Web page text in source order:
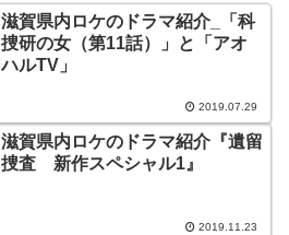
滋賀県内ロケのドラマ紹介_「科
捜研の女（第11話）」と「アオ
ハルTV」
2019.07.29
滋賀県内ロケのドラマ紹介『遺留
捜査 新作スペシャル1』
2019.11.23